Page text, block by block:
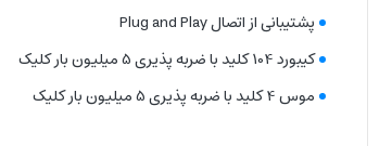
پشتیبانی از اتصال Plug and Play
کیبورد 104 کلید با ضربه پذیری 5 میلیون بار کلیک
موس 4 کلید با ضربه پذیری 5 میلیون بار کلیک